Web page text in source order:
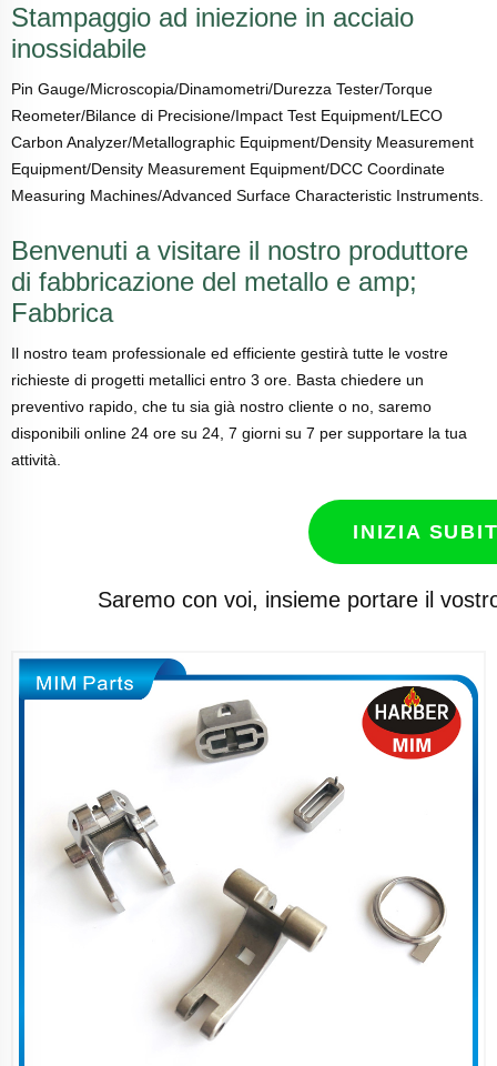
Stampaggio ad iniezione in acciaio
inossidabile
Pin Gauge/Microscopia/Dinamometri/Durezza Tester/Torque
Reometer/Bilance di Precisione/Impact Test Equipment/LECO
Carbon Analyzer/Metallographic Equipment/Density Measurement
Equipment/Density Measurement Equipment/DCC Coordinate
Measuring Machines/Advanced Surface Characteristic Instruments.
Benvenuti a visitare il nostro produttore
di fabbricazione del metallo e amp;
Fabbrica
Il nostro team professionale ed efficiente gestirà tutte le vostre
richieste di progetti metallici entro 3 ore. Basta chiedere un
preventivo rapido, che tu sia già nostro cliente o no, saremo
disponibili online 24 ore su 24, 7 giorni su 7 per supportare la tua
attività.
INIZIA
Saremo con voi, insieme portare il